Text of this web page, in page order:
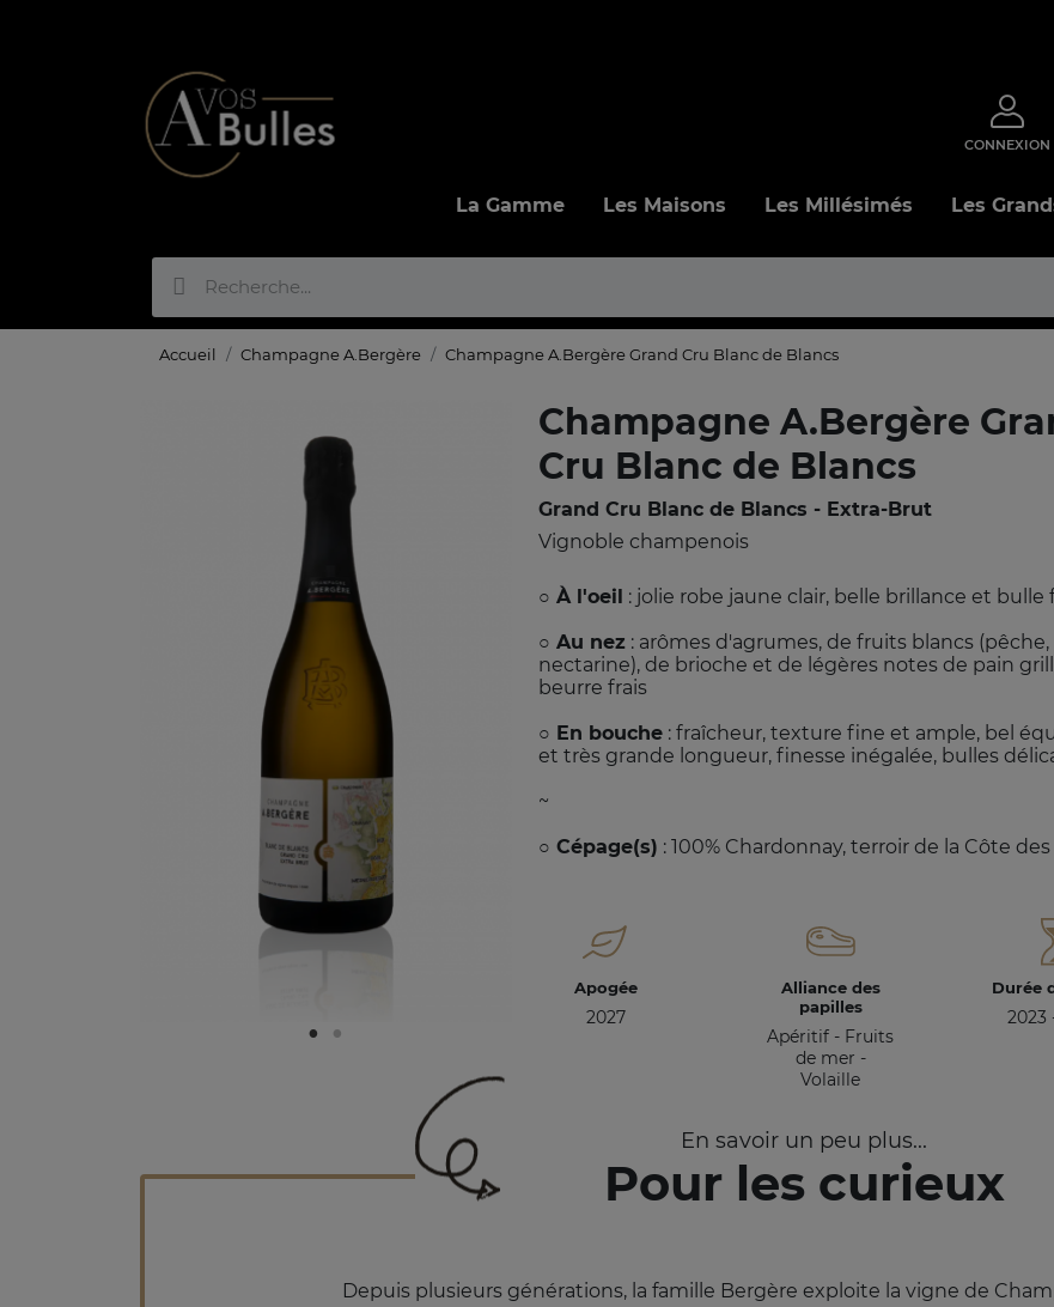
CONNEXION
La Gamme Les Maisons Les Millésimés Les
Accueil Champagne A.Bergère Champagne A.Bergère Grand Cru Blanc de Blancs
Champagne A.Bergère
Cru Blanc de Blancs
Grand Cru Blanc de Blancs - Extra-Brut
Vignoble champenois
○ À l'oeil : jolie robe jaune clair, belle brillance et bulle
○ Au nez : arômes d'agrumes, de fruits blancs (pêche,
nectarine), de brioche et de légères notes de pain
beurre frais
○ En bouche : fraîcheur, texture fine et ample, bel
et très grande longueur, finesse inégalée, bulles
~
○ Cépage(s) : 100% Chardonnay, terroir de la Côte
Apogée
2027
Alliance des
papilles
Apéritif - Fruits
de mer -
Volaille
Durée
2023
En savoir un peu plus...
Pour les curieux
Depuis plusieurs générations, la famille Bergère exploite la vigne de